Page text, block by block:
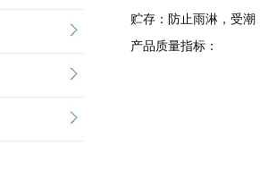
贮存：防止雨淋，受
产品质量指标：